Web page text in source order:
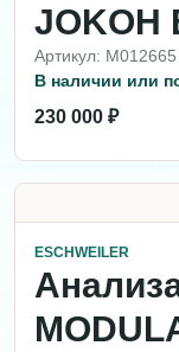
JOKOH
Артикул: M012665
В наличии или
230 000 ₽
ESCHWEILER